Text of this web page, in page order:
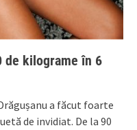
de kilograme în 6
a făcut foarte
de invidiat. De la 90